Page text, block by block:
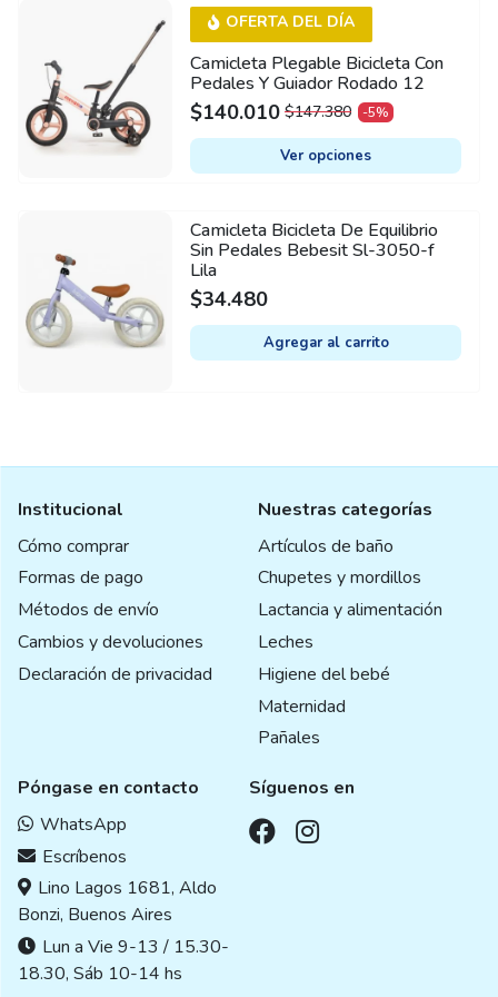
be
chosen
on
the
product
page
Camicleta Plegable Bicicleta Con
Pedales Y Guiador Rodado 12
OFERTA DEL DÍA
$147.380
ORIGINAL
PRICE
WAS:
$140.010
CURRENT
PRICE
IS:
-5%
Ver opciones
This
product
has
multiple
be
chosen
on
the
product
Camicleta Bicicleta De Equilibrio
Sin Pedales Bebesit Sl-3050-f
Lila
$34.480
Agregar al carrito
Institucional
Cómo comprar
Formas de pago
Métodos de envío
Cambios y devoluciones
Declaración de privacidad
Nuestras categorías
Artículos de baño
Chupetes y mordillos
Lactancia y alimentación
Leches
Higiene del bebé
Maternidad
Pañales
Póngase en contacto
WhatsApp
Escríbenos
Lino Lagos 1681, Aldo
Bonzi, Buenos Aires
Lun a Vie 9-13 / 15.30-
18.30, Sáb 10-14 hs
Síguenos en